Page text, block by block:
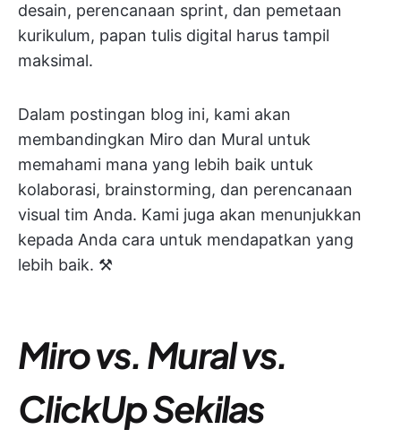
desain, perencanaan sprint, dan pemetaan
kurikulum, papan tulis digital harus tampil
maksimal.
Dalam postingan blog ini, kami akan
membandingkan Miro dan Mural untuk
memahami mana yang lebih baik untuk
kolaborasi, brainstorming, dan perencanaan
visual tim Anda. Kami juga akan menunjukkan
kepada Anda cara untuk mendapatkan yang
lebih baik. ⚒️
Miro vs. Mural vs.
ClickUp Sekilas